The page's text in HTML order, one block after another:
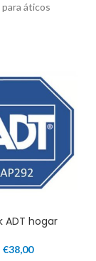
áticos
ADT hogar
€38,00